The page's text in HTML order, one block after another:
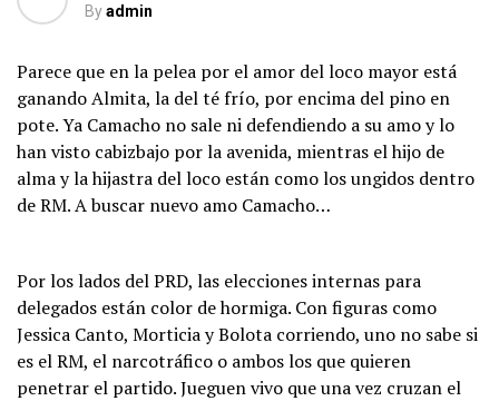
Byadmin
Parece que en la pelea por el amor del loco mayor está
ganando Almita, la del té frío, por encima del pino en
pote. Ya Camacho no sale ni defendiendo a su amo y lo
han visto cabizbajo por la avenida, mientras el hijo de
alma y la hijastra del loco están como los ungidos dentro
de RM. A buscar nuevo amo Camacho…
Por los lados del PRD, las elecciones internas para
delegados están color de hormiga. Con figuras como
Jessica Canto, Morticia y Bolota corriendo, uno no sabe si
es el RM, el narcotráfico o ambos los que quieren
penetrar el partido. Jueguen vivo que una vez cruzan el